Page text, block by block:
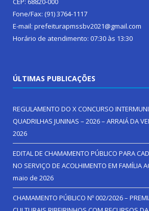
Fone/Fax: (91) 3764-1117
E-mail: prefeiturapmssbv2021@gmail.com
Horário de atendimento: 07:30 às 13:30
ÚLTIMAS PUBLICAÇÕES
REGULAMENTO DO X CONCURSO
QUADRILHAS JUNINAS – 2026 – ARRAIÁ DA
2026
EDITAL DE CHAMAMENTO PÚBLICO PARA
NO SERVIÇO DE ACOLHIMENTO EM FAMÍLIA
maio de 2026
CHAMAMENTO PÚBLICO Nº 002/2026 –